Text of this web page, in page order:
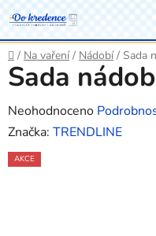
Přejít
na
obsah
Domů
/ Na vaření / Nádobí / Sada
Sada
Průměrné
hodnocení
produktu
Neohodnoceno
Značka: TRENDLINE
AKCE